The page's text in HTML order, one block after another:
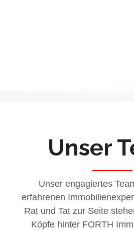
Unser
Unser engagiertes
erfahrenen
Rat und Tat zur Seite
Köpfe hinter FORTH